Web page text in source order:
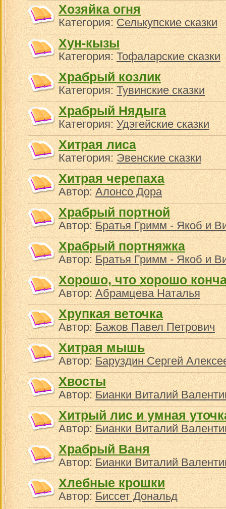
Хозяйка огня
Категория:Селькупские сказки
Хун-кызы
Категория:Тофаларские сказки
Храбрый козлик
Категория:Тувинские сказки
Храбрый Нядыга
Категория:Удэгейские сказки
Хитрая лиса
Категория:Эвенские сказки
Хитрая черепаха
Автор:Алонсо Дора
Храбрый портной
Автор:Братья Гримм - Якоб и
Храбрый портняжка
Автор:Братья Гримм - Якоб и
Хорошо, что хорошо
Автор:Абрамцева Наталья
Хрупкая веточка
Автор:Бажов Павел Петрович
Хитрая мышь
Автор:Баруздин Сергей
Хвосты
Автор:Бианки Виталий
Хитрый лис и умная
Автор:Бианки Виталий
Храбрый Ваня
Автор:Бианки Виталий
Хлебные крошки
Автор:Биссет Дональд